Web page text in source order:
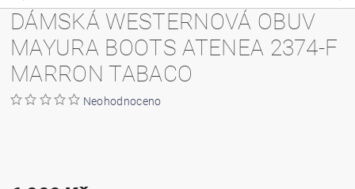
DÁMSKÁ WESTERNOVÁ OBUV
MAYURA BOOTS ATENEA 2374-F
MARRON TABACO
Neohodnoceno